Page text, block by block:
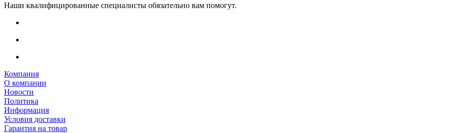
Наши квалифицированные специалисты обязательно вам помогут.
Компания
О компании
Новости
Политика
Информация
Условия доставки
Гарантия на товар